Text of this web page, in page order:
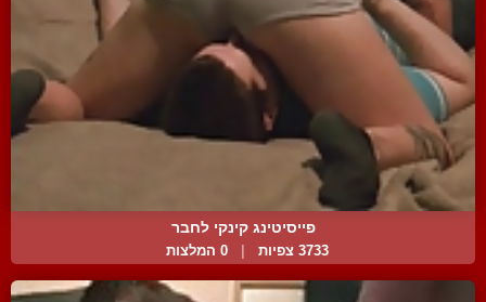
פייסיטינג קינקי לחבר
3733 צפיות 0 המלצות